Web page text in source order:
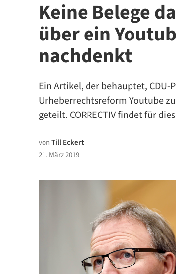
Keine Belege
über ein
nachdenkt
Ein Artikel, der behauptet, CDU-
Urheberrechtsreform Youtube
geteilt. CORRECTIV findet für
vonTill Eckert
21. März 2019